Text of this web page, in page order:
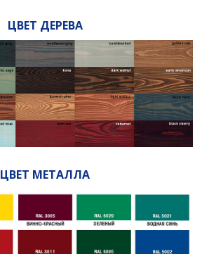
ЦВЕТ ДЕРЕВА
ЦВЕТ МЕТАЛЛА